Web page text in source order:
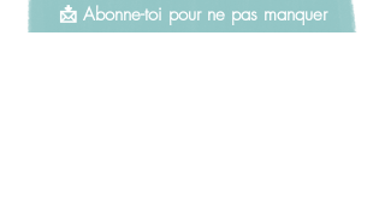
📩 Abonne-toi pour ne pas manquer